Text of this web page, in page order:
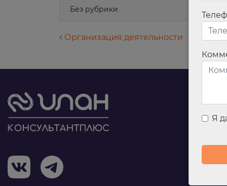
Без рубрики
Навигация по
Организация деятельности
Я